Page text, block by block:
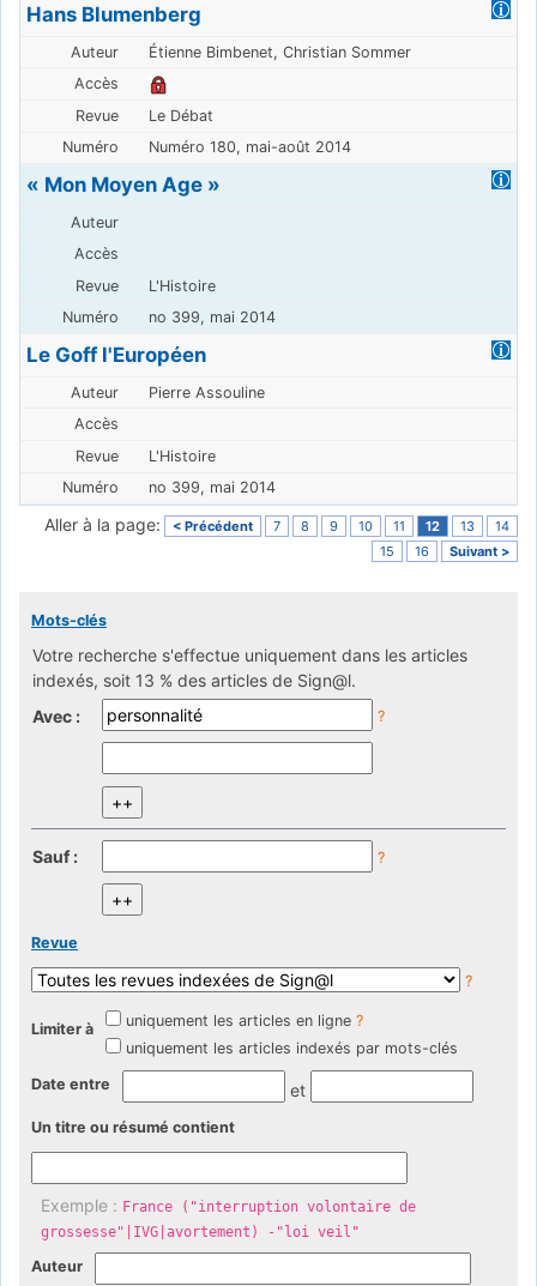
Hans Blumenberg
Étienne Bimbenet, Christian Sommer
Le Débat
Numéro 180, mai-août 2014
« Mon Moyen Age »
L'Histoire
no 399, mai 2014
Le Goff l'Européen
Pierre Assouline
L'Histoire
no 399, mai 2014
Aller à la page: < Précédent 7 8 9 10 11 12 13
14
15
16 Suivant >
Mots-clés
Votre recherche s'effectue uniquement dans les articles
indexés, soit 13 % des articles de Sign@l.
Avec :
?
Sauf : ?
Revue
?
Limiter à uniquement les articles en ligne ?
uniquement les articles indexés par mots-clés
Date entre et
Un titre ou résumé contient
Exemple : France ("interruption volontaire de
grossesse"|IVG|avortement) -"loi veil"
Auteur